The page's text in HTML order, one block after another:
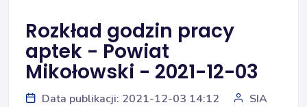
Rozkład godzin pracy
aptek - Powiat
Mikołowski - 2021-12-03
Data publikacji: 2021-12-03 14:12
SIA